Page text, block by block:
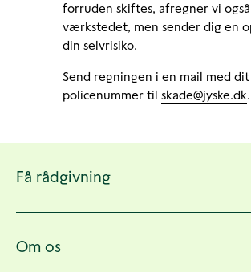
forruden skiftes, afregner vi
værkstedet, men sender dig en
din selvrisiko.
Send regningen i en mail med
policenummer til skade@jyske.dk.
sider
Få rådgivning
Om os